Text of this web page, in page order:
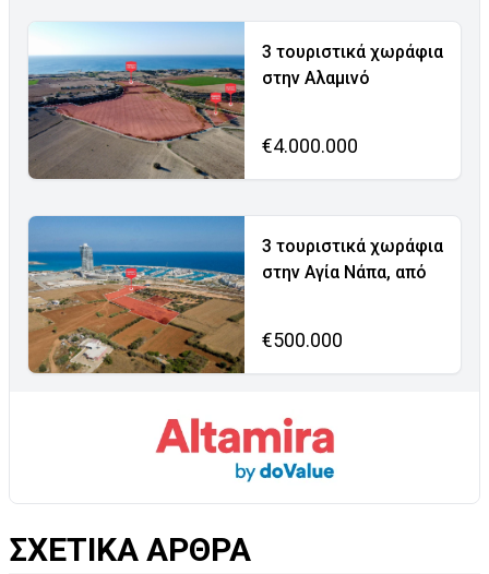
3 τουριστικά χωράφια
στην Αλαμινό
€4.000.000
3 τουριστικά χωράφια
στην Αγία Νάπα, από
€500.000
ΣΧΕΤΙΚΑ ΑΡΘΡΑ